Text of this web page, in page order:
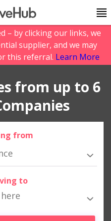
– by clicking our links, we
supplier, and we may
this referral. Learn More
from up to 6
from
to